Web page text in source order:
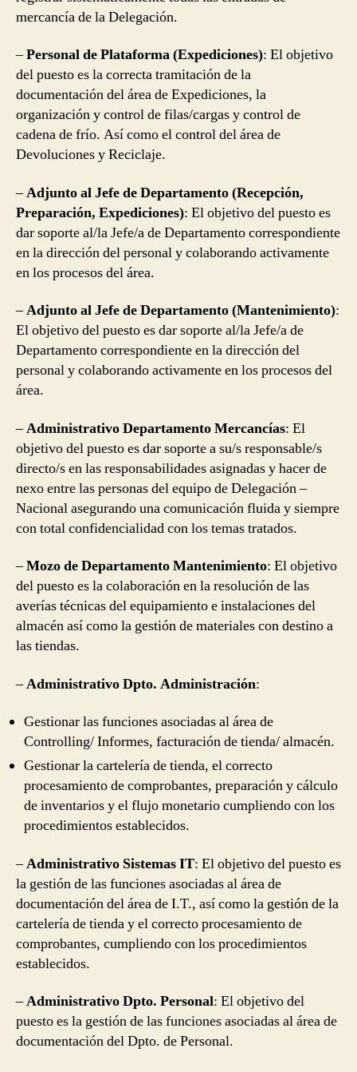
mercancía de la Delegación.
–Personal de Plataforma (Expediciones): El objetivo
del puesto es la correcta tramitación de la
documentación del área de Expediciones, la
organización y control de filas/cargas y control de
cadena de frío. Así como el control del área de
Devoluciones y Reciclaje.
–Adjunto al Jefe de Departamento (Recepción,
Preparación, Expediciones): El objetivo del puesto es
dar soporte al/la Jefe/a de Departamento correspondiente
en la dirección del personal y colaborando activamente
en los procesos del área.
–Adjunto al Jefe de Departamento (Mantenimiento):
El objetivo del puesto es dar soporte al/la Jefe/a de
Departamento correspondiente en la dirección del
personal y colaborando activamente en los procesos del
área.
–Administrativo Departamento Mercancías: El
objetivo del puesto es dar soporte a su/s responsable/s
directo/s en las responsabilidades asignadas y hacer de
nexo entre las personas del equipo de Delegación –
Nacional asegurando una comunicación fluida y siempre
con total confidencialidad con los temas tratados.
–Mozo de Departamento Mantenimiento: El objetivo
del puesto es la colaboración en la resolución de las
averías técnicas del equipamiento e instalaciones del
almacén así como la gestión de materiales con destino a
las tiendas.
–Administrativo Dpto. Administración:
Gestionar las funciones asociadas al área de
Controlling/ Informes, facturación de tienda/ almacén.
Gestionar la cartelería de tienda, el correcto
procesamiento de comprobantes, preparación y cálculo
de inventarios y el flujo monetario cumpliendo con los
procedimientos establecidos.
–Administrativo Sistemas IT: El objetivo del puesto es
la gestión de las funciones asociadas al área de
documentación del área de I.T., así como la gestión de la
cartelería de tienda y el correcto procesamiento de
comprobantes, cumpliendo con los procedimientos
establecidos.
–Administrativo Dpto. Personal: El objetivo del
puesto es la gestión de las funciones asociadas al área de
documentación del Dpto. de Personal.